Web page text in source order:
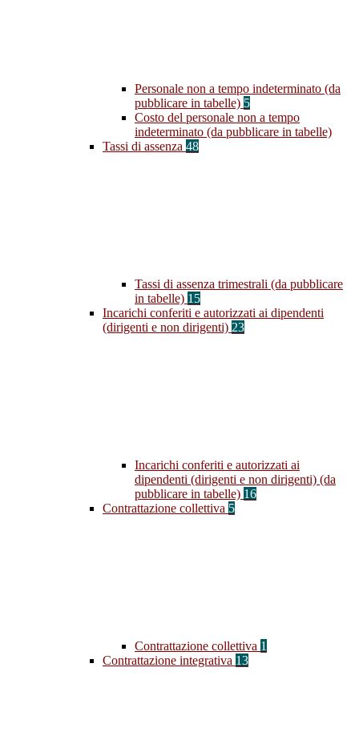
Personale non a tempo indeterminato (da
pubblicare in tabelle) 5
Costo del personale non a tempo
indeterminato (da pubblicare in tabelle)
Tassi di assenza 48
Tassi di assenza trimestrali (da pubblicare
in tabelle) 15
Incarichi conferiti e autorizzati ai dipendenti
(dirigenti e non dirigenti) 23
Incarichi conferiti e autorizzati ai
dipendenti (dirigenti e non dirigenti) (da
pubblicare in tabelle) 16
Contrattazione collettiva 5
Contrattazione collettiva 1
Contrattazione integrativa 13